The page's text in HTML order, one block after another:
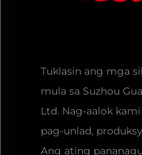
Tuklasin ang mga
mula sa Suzhou
Ltd. Nag-aalok
pag-unlad,
Ang ating